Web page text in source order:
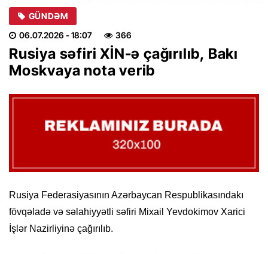
GÜNDƏM
06.07.2026 - 18:07 366
Rusiya səfiri XİN-ə çağırılıb, Bakı
Moskvaya nota verib
Rusiya Federasiyasının Azərbaycan Respublikasındakı
fövqəladə və səlahiyyətli səfiri Mixail Yevdokimov Xarici
İşlər Nazirliyinə çağırılıb.